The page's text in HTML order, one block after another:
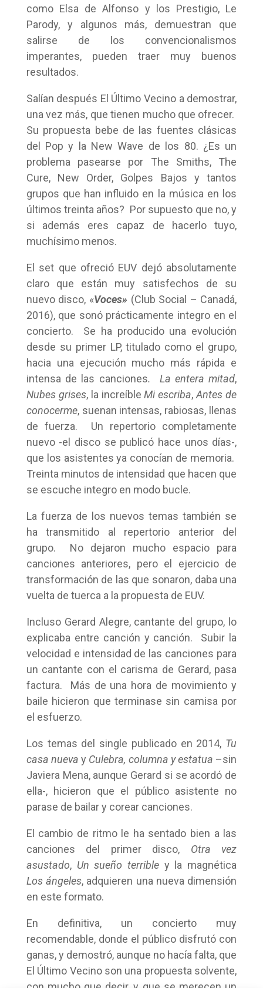
como Elsa de Alfonso y los Prestigio, Le
Parody, y algunos más, demuestran que
salirse de los convencionalismos
imperantes, pueden traer muy buenos
resultados.
Salían después El Último Vecino a demostrar,
una vez más, que tienen mucho que ofrecer.
Su propuesta bebe de las fuentes clásicas
del Pop y la New Wave de los 80. ¿Es un
problema pasearse por The Smiths, The
Cure, New Order, Golpes Bajos y tantos
grupos que han influido en la música en los
últimos treinta años? Por supuesto que no, y
si además eres capaz de hacerlo tuyo,
muchísimo menos.
El set que ofreció EUV dejó absolutamente
claro que están muy satisfechos de su
nuevo disco, «Voces» (Club Social – Canadá,
2016), que sonó prácticamente integro en el
concierto. Se ha producido una evolución
desde su primer LP, titulado como el grupo,
hacia una ejecución mucho más rápida e
intensa de las canciones. La entera mitad,
Nubes grises, la increíbleMi escriba,Antes de
conocerme, suenan intensas, rabiosas, llenas
de fuerza. Un repertorio completamente
nuevo -el disco se publicó hace unos días-,
que los asistentes ya conocían de memoria.
Treinta minutos de intensidad que hacen que
se escuche integro en modo bucle.
La fuerza de los nuevos temas también se
ha transmitido al repertorio anterior del
grupo. No dejaron mucho espacio para
canciones anteriores, pero el ejercicio de
transformación de las que sonaron, daba una
vuelta de tuerca a la propuesta de EUV.
Incluso Gerard Alegre, cantante del grupo, lo
explicaba entre canción y canción. Subir la
velocidad e intensidad de las canciones para
un cantante con el carisma de Gerard, pasa
factura. Más de una hora de movimiento y
baile hicieron que terminase sin camisa por
el esfuerzo.
Los temas del single publicado en 2014, Tu
casa nueva y Culebra, columna y estatua –sin
Javiera Mena, aunque Gerard si se acordó de
ella-, hicieron que el público asistente no
parase de bailar y corear canciones.
El cambio de ritmo le ha sentado bien a las
canciones del primer disco, Otra vez
asustado, Un sueño terrible y la magnética
Los ángeles, adquieren una nueva dimensión
en este formato.
En definitiva, un concierto muy
recomendable, donde el público disfrutó con
ganas, y demostró, aunque no hacía falta, que
El Último Vecino son una propuesta solvente,